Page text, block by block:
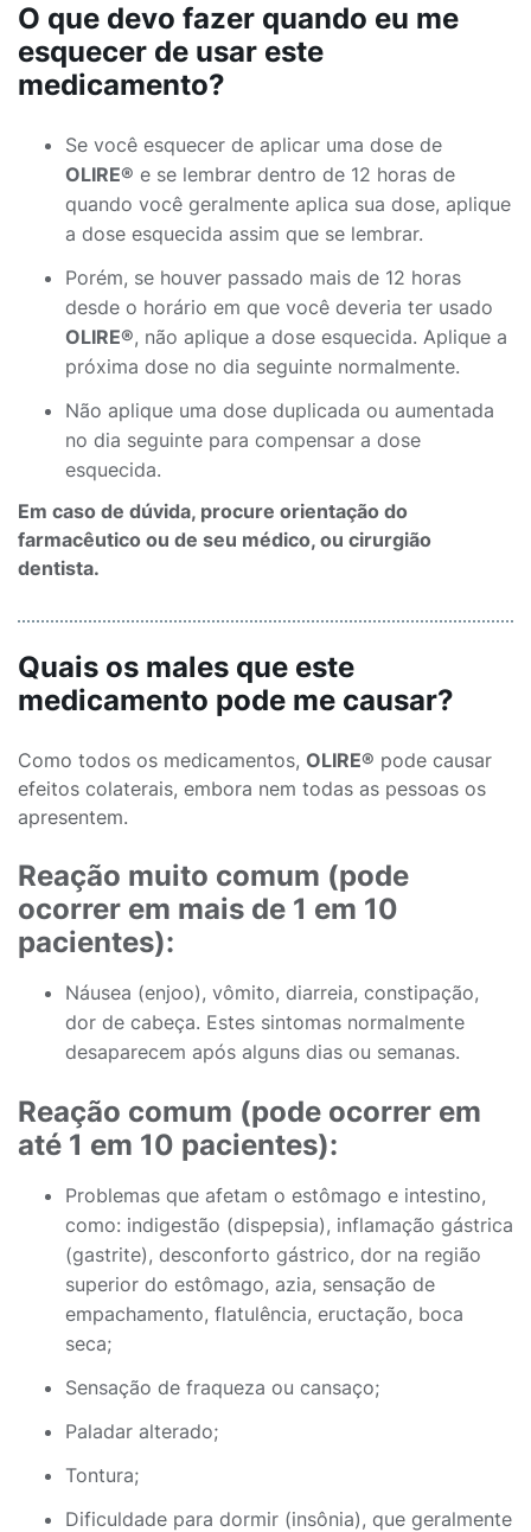
O que devo fazer quando eu me
esquecer de usar este
medicamento?
Se você esquecer de aplicar uma dose de
OLIRE® e se lembrar dentro de 12 horas de
quando você geralmente aplica sua dose, aplique
a dose esquecida assim que se lembrar.
Porém, se houver passado mais de 12 horas
desde o horário em que você deveria ter usado
OLIRE®, não aplique a dose esquecida. Aplique a
próxima dose no dia seguinte normalmente.
Não aplique uma dose duplicada ou aumentada
no dia seguinte para compensar a dose
esquecida.
Em caso de dúvida, procure orientação do
farmacêutico ou de seu médico, ou cirurgião
dentista.
Quais os males que este
medicamento pode me causar?
Como todos os medicamentos, OLIRE® pode causar
efeitos colaterais, embora nem todas as pessoas os
apresentem.
Reação muito comum (pode
ocorrer em mais de 1 em 10
pacientes):
Náusea (enjoo), vômito, diarreia, constipação,
dor de cabeça. Estes sintomas normalmente
desaparecem após alguns dias ou semanas.
Reação comum (pode ocorrer em
até 1 em 10 pacientes):
Problemas que afetam o estômago e intestino,
como: indigestão (dispepsia), inflamação gástrica
(gastrite), desconforto gástrico, dor na região
superior do estômago, azia, sensação de
empachamento, flatulência, eructação, boca
seca;
Sensação de fraqueza ou cansaço;
Paladar alterado;
Tontura;
Dificuldade para dormir (insônia), que geralmente